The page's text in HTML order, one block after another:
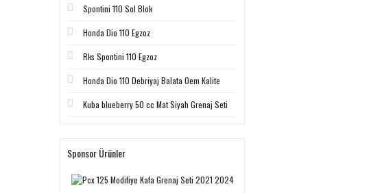
Spontini 110 Sol Blok
Honda Dio 110 Egzoz
Rks Spontini 110 Egzoz
Honda Dio 110 Debriyaj Balata Oem Kalite
Kuba blueberry 50 cc Mat Siyah Grenaj Seti
Sponsor Ürünler